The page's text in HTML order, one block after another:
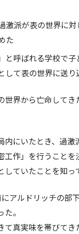
激派が表の世界に
た
と呼ばれる学校で
して表の世界に送り
世界から亡命して
内にいたとき、過激
工作」を行うこと
ていたことを知っ
アルドリッチの部
。
て真実味を帯びて